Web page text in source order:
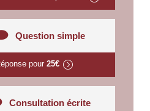
Question simple
pour25€
Consultation écrite